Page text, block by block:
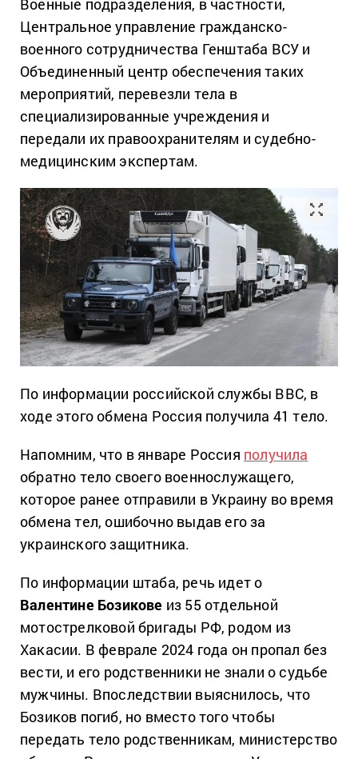
Военные подразделения, в частности,
Центральное управление гражданско-
военного сотрудничества Генштаба ВСУ и
Объединенный центр обеспечения таких
мероприятий, перевезли тела в
специализированные учреждения и
передали их правоохранителям и судебно-
медицинским экспертам.
По информации российской службы BBC, в
ходе этого обмена Россия получила 41 тело.
Напомним, что в январе Россия получила
обратно тело своего военнослужащего,
которое ранее отправили в Украину во время
обмена тел, ошибочно выдав его за
украинского защитника.
По информации штаба, речь идет о
Валентине Бозикове из 55 отдельной
мотострелковой бригады РФ, родом из
Хакасии. В феврале 2024 года он пропал без
вести, и его родственники не знали о судьбе
мужчины. Впоследствии выяснилось, что
Бозиков погиб, но вместо того чтобы
передать тело родственникам, министерство